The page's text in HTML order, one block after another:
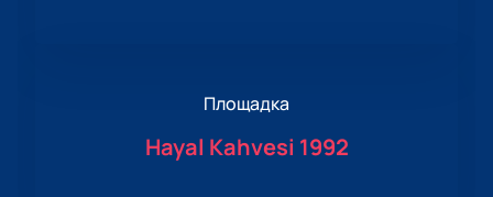
Площадка
Hayal Kahvesi 1992